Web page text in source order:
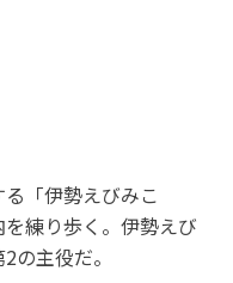
「伊勢えびみこ
練り歩く。伊勢えび
の主役だ。